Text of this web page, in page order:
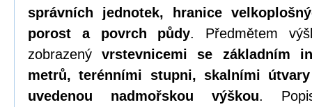
správních jednotek, hranice
porost a povrch půdy. Předmětem
zobrazenývrstevnicemi se základním
metrů, terénními stupni, skalními
uvedenou nadmořskou výškou.